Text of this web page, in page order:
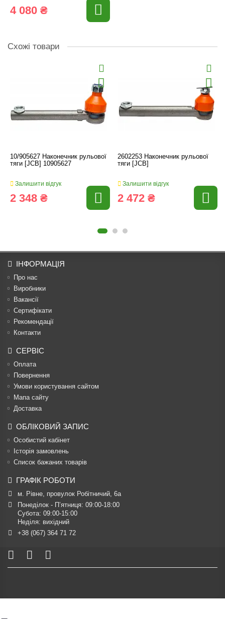
4 080 ₴
Схожі товари
10/905627 Наконечник рульової
тяги [JCB] 10905627
Залишити відгук
2 348 ₴
2602253 Наконечник рульової
тяги [JCB]
Залишити відгук
2 472 ₴
ІНФОРМАЦІЯ
Про нас
Виробники
Вакансії
Сертифікати
Рекомендації
Контакти
СЕРВІС
Оплата
Повернення
Умови користування сайтом
Мапа сайту
Доставка
ОБЛІКОВИЙ ЗАПИС
Особистий кабінет
Історія замовлень
Список бажаних товарів
ГРАФІК РОБОТИ
м. Рівне, провулок Робітничий, 6а
Понеділок - П’ятниця: 09:00-18:00
Субота: 09:00-15:00
Неділя: вихідний
+38 (067) 364 71 72